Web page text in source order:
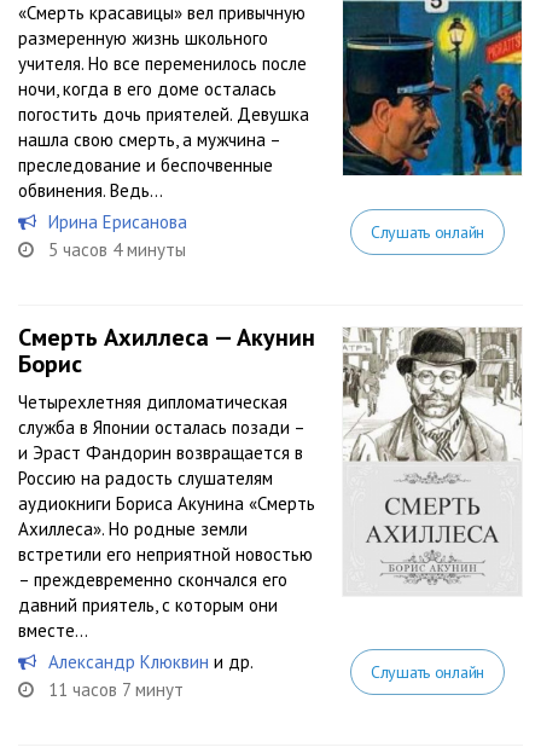
«Смерть красавицы» вел привычную
размеренную жизнь школьного
учителя. Но все переменилось после
ночи, когда в его доме осталась
погостить дочь приятелей. Девушка
нашла свою смерть, а мужчина –
преследование и беспочвенные
обвинения. Ведь...
Ирина Ерисанова
5 часов 4 минуты
Слушать онлайн
Смерть Ахиллеса — Акунин
Борис
Четырехлетняя дипломатическая
служба в Японии осталась позади –
и Эраст Фандорин возвращается в
Россию на радость слушателям
аудиокниги Бориса Акунина «Смерть
Ахиллеса». Но родные земли
встретили его неприятной новостью
– преждевременно скончался его
давний приятель, с которым они
вместе...
Александр Клюквин и др.
11 часов 7 минут
Слушать онлайн